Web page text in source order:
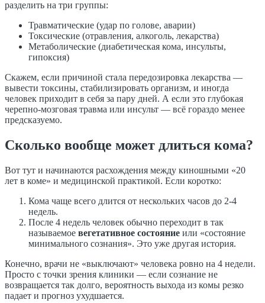
разделить на три группы:
Травматические (удар по голове, аварии)
Токсические (отравления, алкоголь, лекарства)
Метаболические (диабетическая кома, инсульты,
гипоксия)
Скажем, если причиной стала передозировка лекарства —
вывести токсины, стабилизировать организм, и иногда
человек приходит в себя за пару дней. А если это глубокая
черепно-мозговая травма или инсульт — всё гораздо менее
предсказуемо.
Сколько вообще может длиться кома?
Вот тут и начинаются расхождения между киношными «20
лет в коме» и медицинской практикой. Если коротко:
Кома чаще всего длится от нескольких часов до 2-4
недель.
После 4 недель человек обычно переходит в так
называемое вегетативное состояние или «состояние
минимального сознания». Это уже другая история.
Конечно, врачи не «выключают» человека ровно на 4 недели.
Просто с точки зрения клиники — если сознание не
возвращается так долго, вероятность выхода из комы резко
падает и прогноз ухудшается.